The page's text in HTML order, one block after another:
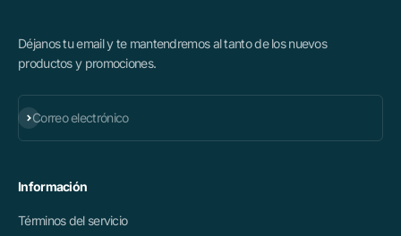
Déjanos tu email y te mantendremos al tanto de los nuevos
productos y promociones.
Correo electrónico
Suscribirse
Información
Términos del servicio